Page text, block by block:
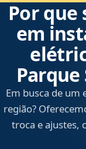
Por que
em
Parque
Em busca de um
região?
troca e ajustes,